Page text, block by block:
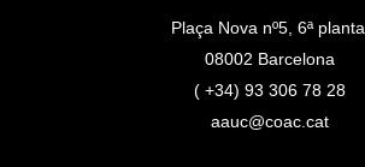
Plaça Nova nº5, 6ª planta,
08002 Barcelona
( +34) 93 306 78 28
aauc@coac.cat